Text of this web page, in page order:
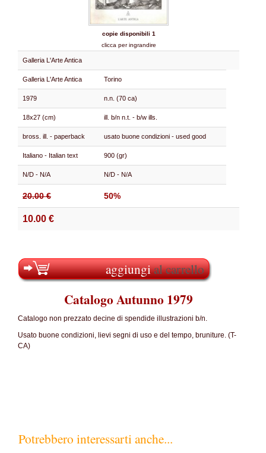
copie disponibili 1
clicca per ingrandire
Galleria L'Arte Antica
Galleria L'Arte Antica Torino
1979 n.n. (70 ca)
18x27 (cm) ill. b/n n.t. - b/w ills.
bross. ill. - paperback usato buone condizioni - used good
Italiano - Italian text 900 (gr)
N/D - N/A N/D - N/A
20.00 € 50%
10.00 €
aggiungial carrello
Catalogo Autunno 1979
Catalogo non prezzato decine di spendide illustrazioni b/n.
Usato buone condizioni, lievi segni di uso e del tempo, bruniture. (T-
CA)
Potrebbero interessarti anche...